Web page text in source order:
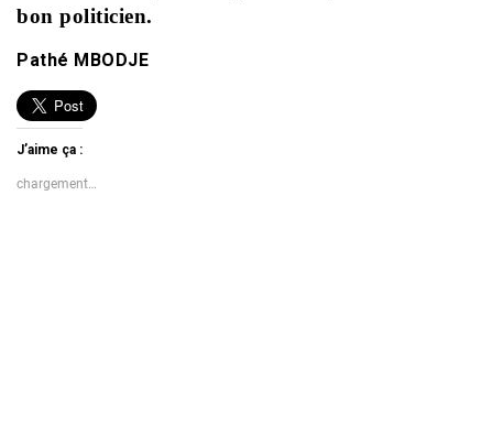
bon politicien.
Pathé MBODJE
J’aime ça :
chargement…